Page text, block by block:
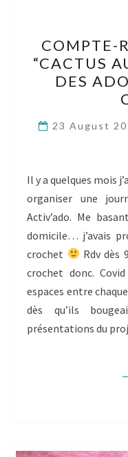
COMPTE-
“CACTUS
DES
23 August
Il y a quelques mois
organiser une
Activ’ado. Me
domicile… j’avais
crochet
Rdv dès
crochet donc.
espaces entre
dès qu’ils
présentations du